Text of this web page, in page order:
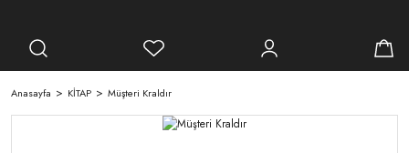
Anasayfa KİTAP Müşteri Kraldır